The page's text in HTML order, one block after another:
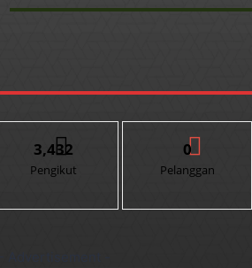
3,432
Pengikut
0
Pelanggan